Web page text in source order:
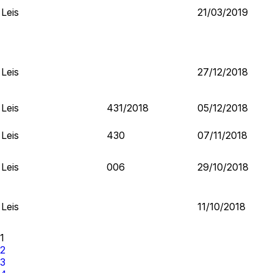
Leis 21/03/2019
Leis 27/12/2018
Leis 431/2018 05/12/2018
Leis 430 07/11/2018
Leis 006 29/10/2018
Leis 11/10/2018
1
2
3